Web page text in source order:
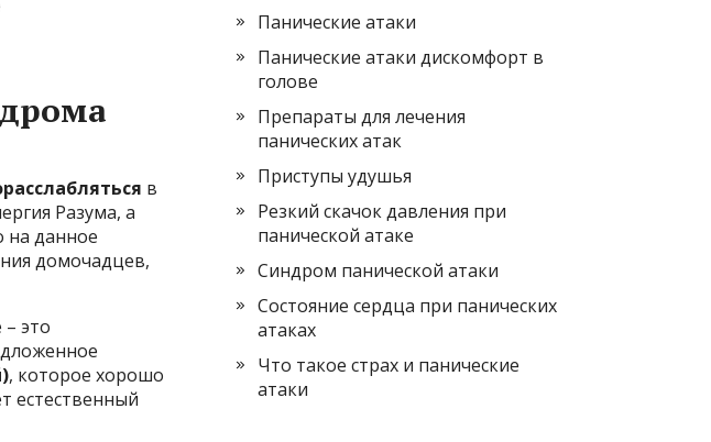
в
Разума, а
на данное
домочадцев,
это
, которое хорошо
естественный
Панические атаки
Панические атаки дискомфорт в
голове
Препараты для лечения
панических атак
Приступы удушья
Резкий скачок давления при
панической атаке
Синдром панической атаки
Состояние сердца при панических
атаках
Что такое страх и панические
атаки